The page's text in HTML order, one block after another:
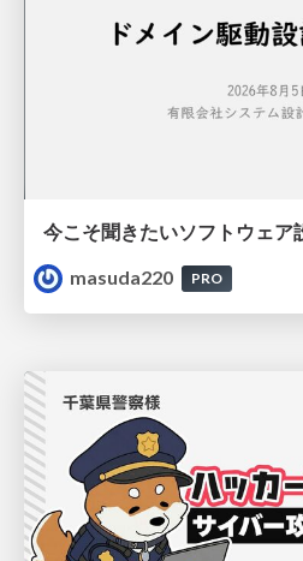
masuda220
PRO